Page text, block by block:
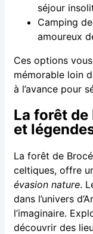
séjour
Camping
amoureux
Ces options
mémorable loin
à l’avance pour
La forêt
et
La forêt de
celtiques, offre
évasion nature.
dans l’univers
l’imaginaire.
découvrir des